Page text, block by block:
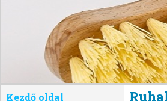
Kezdő oldal